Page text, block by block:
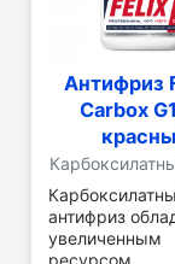
Антифриз
Carbox
антифриз
увеличенным
ресурсом